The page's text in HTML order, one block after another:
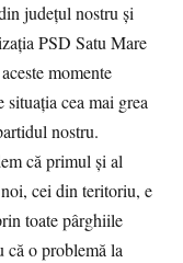
judeţul nostru şi
PSD Satu Mare
momente
cea mai grea
nostru.
că primul şi al
cei din teritoriu, e
toate pârghiile
că o problemă la